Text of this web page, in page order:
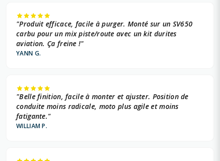
"Produit efficace, facile à purger. Monté sur un SV650
carbu pour un mix piste/route avec un kit durites
aviation. Ça freine !"
YANN G.
"Belle finition, facile à monter et ajuster. Position de
conduite moins radicale, moto plus agile et moins
fatigante."
WILLIAM P.